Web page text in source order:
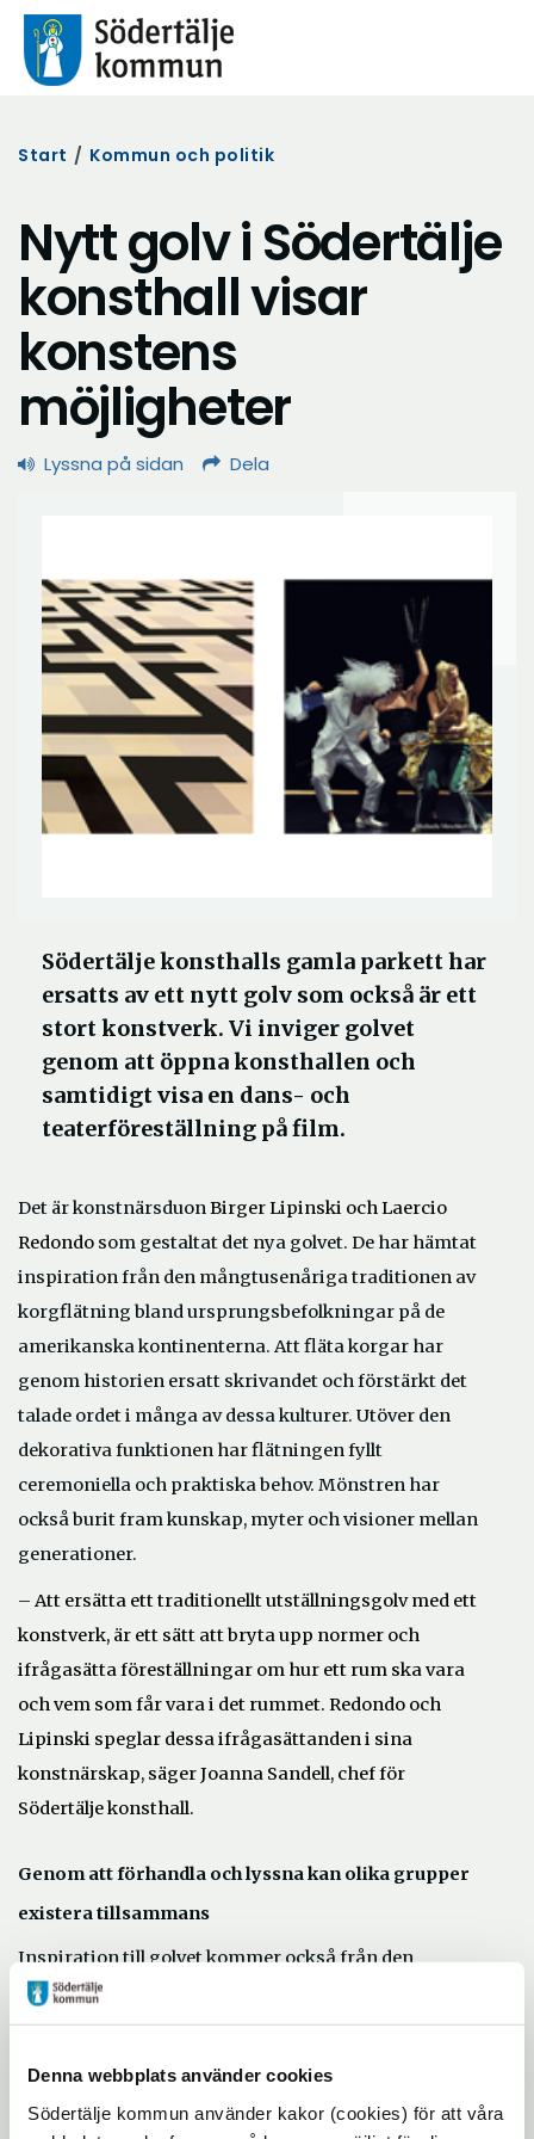
Denna webbplats använder cookies
Södertälje kommun använder kakor (cookies) för att våra
Start / Kommun och politik
Nytt golv i Södertälje
konsthall visar
konstens
möjligheter
Lyssna på sidan Dela
Södertälje konsthalls gamla parkett har
ersatts av ett nytt golv som också är ett
stort konstverk. Vi inviger golvet
genom att öppna konsthallen och
samtidigt visa en dans- och
teaterföreställning på film.
Det är konstnärsduonBirger Lipinski och Laercio
Redondo som gestaltat det nya golvet. De har hämtat
inspiration från den mångtusenåriga traditionen av
korgflätning bland ursprungsbefolkningar på de
amerikanska kontinenterna. Att fläta korgar har
genom historien ersatt skrivandet och förstärkt det
talade ordet i många av dessa kulturer. Utöver den
dekorativa funktionen har flätningen fyllt
ceremoniella och praktiska behov. Mönstren har
också burit fram kunskap, myter och visioner mellan
generationer.
– Att ersätta ett traditionellt utställningsgolv med ett
konstverk, är ett sätt att bryta upp normer och
ifrågasätta föreställningar om hur ett rum ska vara
och vem som får vara i det rummet. Redondo och
Lipinski speglar dessa ifrågasättanden i sina
konstnärskap, säger Joanna Sandell, chef för
Södertälje konsthall.
Genom att förhandla och lyssna kan olika grupper
existera tillsammans
Inspiration till golvet kommer också från den
karibiska filosofen och poeten Édouard Glissant. Han
ställer opaciteten – det ogenomskinliga – i kontrast
rationella. Det enda sättet som olikheter kan